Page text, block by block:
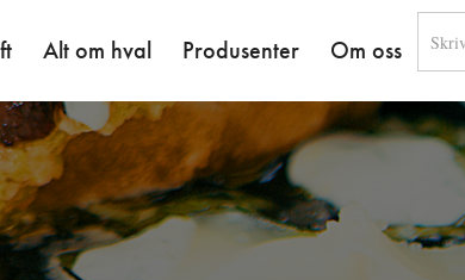
Alt om hval Produsenter Om oss